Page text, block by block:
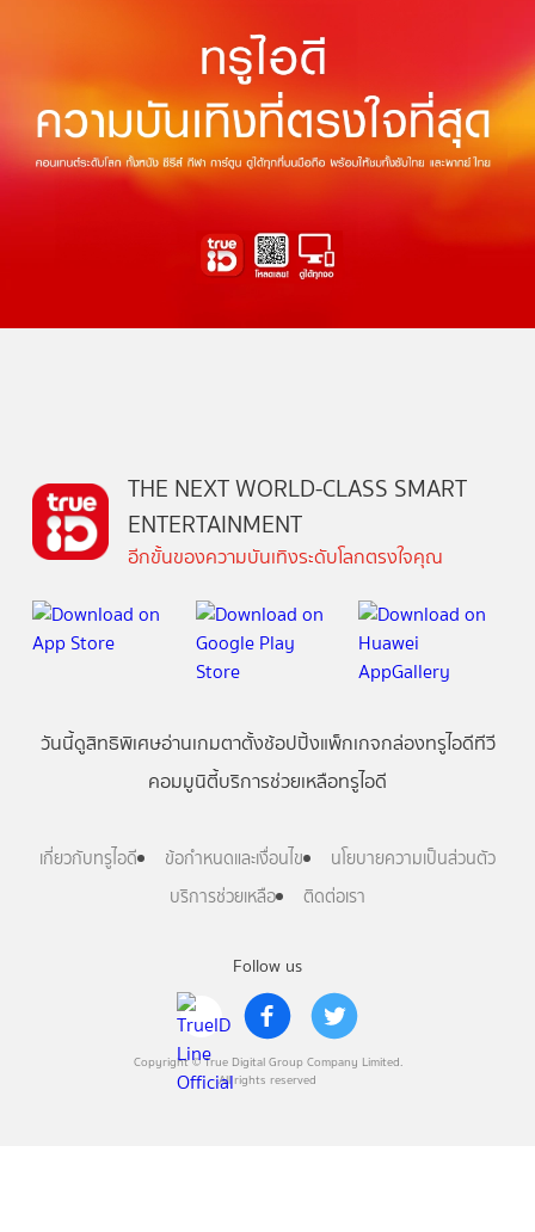
Follow us
Copyright © True Digital Group Company Limited.
All rights reserved
THE NEXT WORLD-CLASS SMART
ENTERTAINMENT
อีกขั้นของความบันเทิงระดับโลกตรงใจคุณ
วันนี้ดูสิทธิพิเศษอ่านเกมตาตั้งช้อปปิ้งแพ็กเกจกล่องทรูไอดีทีวี
คอมมูนิตี้บริการช่วยเหลือทรูไอดี
เกี่ยวกับทรูไอดี ข้อกำหนดและเงื่อนไข
นโยบายความเป็นส่วนตัว
บริการช่วยเหลือ
ติดต่อเรา